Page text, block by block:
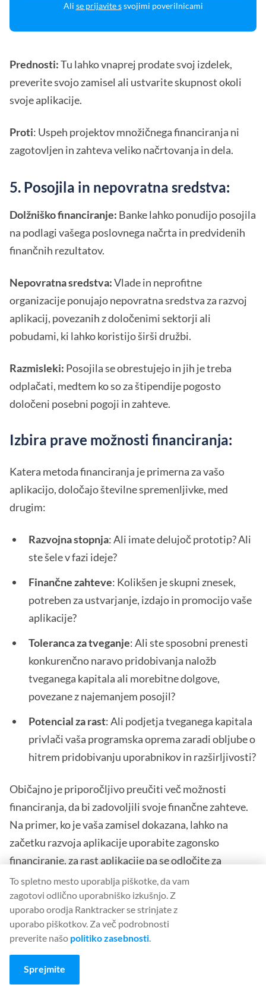
Ali se prijavite ssvojimi poverilnicami
Prednosti:Tu lahko vnaprej prodate svoj izdelek,
preverite svojo zamisel ali ustvarite skupnost okoli
svoje aplikacije.
Proti: Uspeh projektov množičnega financiranja ni
zagotovljen in zahteva veliko načrtovanja in dela.
5. Posojila in nepovratna sredstva:
Dolžniško financiranje: Banke lahko ponudijo posojila
na podlagi vašega poslovnega načrta in predvidenih
finančnih rezultatov.
Nepovratna sredstva:Vlade in neprofitne
organizacije ponujajo nepovratna sredstva za razvoj
aplikacij, povezanih z določenimi sektorji ali
pobudami, ki lahko koristijo širši družbi.
Razmisleki: Posojila se obrestujejo in jih je treba
odplačati, medtem ko so za štipendije pogosto
določeni posebni pogoji in zahteve.
Izbira prave možnosti financiranja:
Katera metoda financiranja je primerna za vašo
aplikacijo, določajo številne spremenljivke, med
drugim:
Razvojna stopnja: Ali imate delujoč prototip? Ali
ste šele v fazi ideje?
Finančne zahteve: Kolikšen je skupni znesek,
potreben za ustvarjanje, izdajo in promocijo vaše
aplikacije?
Toleranca za tveganje: Ali ste sposobni prenesti
konkurenčno naravo pridobivanja naložb
tveganega kapitala ali morebitne dolgove,
povezane z najemanjem posojil?
Potencial za rast: Ali podjetja tveganega kapitala
privlači vaša programska oprema zaradi obljube o
hitrem pridobivanju uporabnikov in razširljivosti?
Običajno je priporočljivo preučiti več možnosti
financiranja, da bi zadovoljili svoje finančne zahteve.
Na primer, ko je vaša zamisel dokazana, lahko na
začetku razvoja aplikacije uporabite zagonsko
financiranje, za rast aplikacije pa se odločite za
angelski kapital ali množično financiranje.
Zaključek:
Jasen in jedrnat poslovni načrt je bistvenega pomena.
Z razumevanjem temeljnih idej, proučevanjem več
okvirov in skrbno izdelavo lastnega lahko zagotovite,
To spletno mesto uporablja piškotke, da vam
zagotovi odlično uporabniško izkušnjo. Z
uporabo orodja Ranktracker se strinjate z
uporabo piškotkov. Za več podrobnosti
preverite našo politiko zasebnosti.
Sprejmite